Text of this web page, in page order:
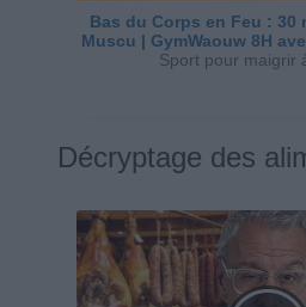
Bas du Corps en Feu : 30
Muscu | GymWaouw 8H
Sport pour maigrir
Décryptage des